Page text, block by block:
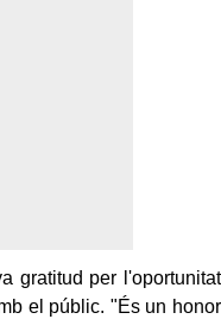
gratitud per l'oportunitat
el públic. "És un honor